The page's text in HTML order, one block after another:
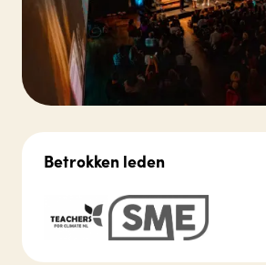
Betrokken leden